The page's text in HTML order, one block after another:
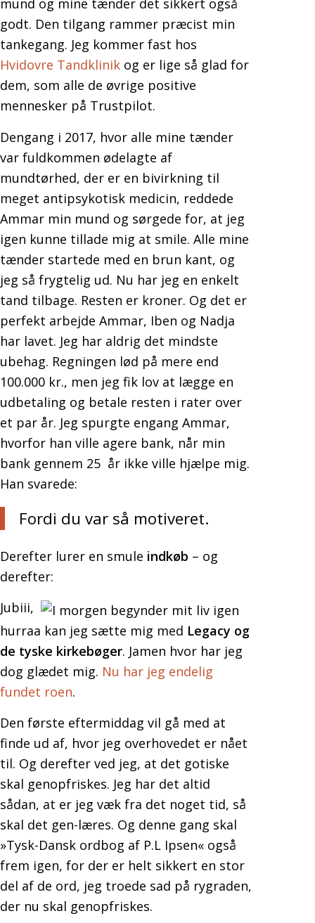
mund og mine tænder det sikkert også
godt. Den tilgang rammer præcist min
tankegang. Jeg kommer fast hos
Hvidovre Tandklinik og er lige så glad for
dem, som alle de øvrige positive
mennesker på Trustpilot.
Dengang i 2017, hvor alle mine tænder
var fuldkommen ødelagte af
mundtørhed, der er en bivirkning til
meget antipsykotisk medicin, reddede
Ammar min mund og sørgede for, at jeg
igen kunne tillade mig at smile. Alle mine
tænder startede med en brun kant, og
jeg så frygtelig ud. Nu har jeg en enkelt
tand tilbage. Resten er kroner. Og det er
perfekt arbejde Ammar, Iben og Nadja
har lavet. Jeg har aldrig det mindste
ubehag. Regningen lød på mere end
100.000 kr., men jeg fik lov at lægge en
udbetaling og betale resten i rater over
et par år. Jeg spurgte engang Ammar,
hvorfor han ville agere bank, når min
bank gennem 25 år ikke ville hjælpe mig.
Han svarede:
Fordi du var så motiveret.
Derefter lurer en smule indkøb – og
derefter:
Jubiii,
hurraa kan jeg sætte mig med Legacy og
de tyske kirkebøger. Jamen hvor har jeg
dog glædet mig. Nu har jeg endelig
fundet roen.
Den første eftermiddag vil gå med at
finde ud af, hvor jeg overhovedet er nået
til. Og derefter ved jeg, at det gotiske
skal genopfriskes. Jeg har det altid
sådan, at er jeg væk fra det noget tid, så
skal det gen-læres. Og denne gang skal
»Tysk-Dansk ordbog af P.L Ipsen« også
frem igen, for der er helt sikkert en stor
del af de ord, jeg troede sad på rygraden,
der nu skal genopfriskes.